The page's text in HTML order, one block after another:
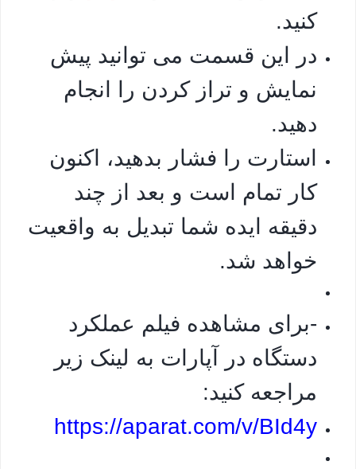
کنید.
در این قسمت می توانید پیش
نمایش و تراز کردن را انجام
دهید.
استارت را فشار بدهید، اکنون
کار تمام است و بعد از چند
دقیقه ایده شما تبدیل به واقعیت
خواهد شد.
-برای مشاهده فیلم عملکرد
دستگاه در آپارات به لینک زیر
مراجعه کنید:
https://aparat.com/v/BId4y